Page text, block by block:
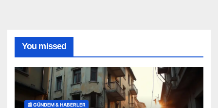
You missed
📰 GÜNDEM & HABERLER